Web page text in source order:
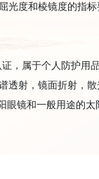
光度和棱镜度的指标
，属于个人防护用品
射，镜面折射，散
镜和一般用途的太